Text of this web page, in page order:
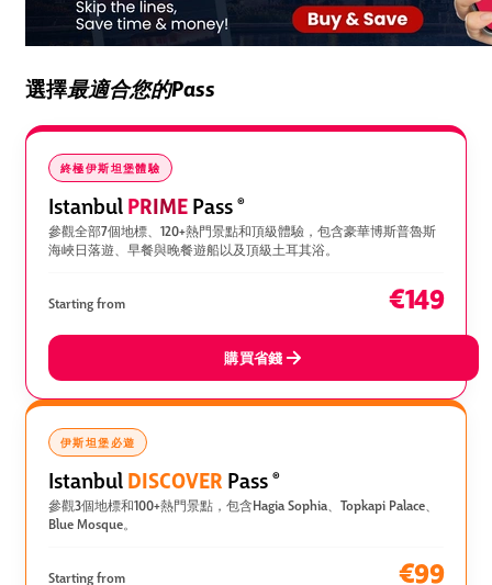
選擇最適合您的Pass
終極伊斯坦堡體驗
IstanbulPRIMEPass ®
參觀全部7個地標、120+熱門景點和頂級體驗，包含豪華博斯普魯斯
海峽日落遊、早餐與晚餐遊船以及頂級土耳其浴。
Starting from €149
購買省錢
伊斯坦堡必遊
IstanbulDISCOVER Pass ®
參觀3個地標和100+熱門景點，包含Hagia Sophia、Topkapi Palace、
Blue Mosque。
Starting from €99